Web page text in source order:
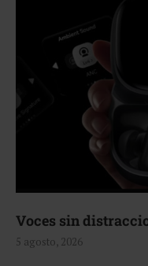
Voces sin
5 agosto, 2026